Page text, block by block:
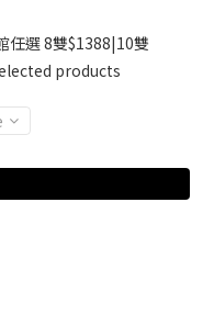
任選 8雙$1388|10雙
products